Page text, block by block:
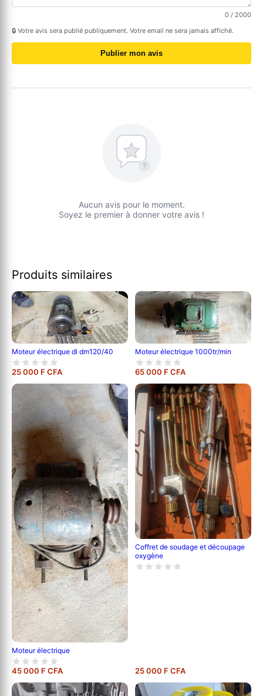
0 / 2000
🔒 Votre avis sera publié publiquement. Votre email ne sera jamais affiché.
Publier mon avis
?
Aucun avis pour le moment.
Soyez le premier à donner votre avis !
Produits similaires
Moteur électrique dl dm120/40
25 000 F CFA
Moteur électrique 1000tr/min
65 000 F CFA
Moteur électrique
45 000 F CFA
Coffret de soudage et découpage
oxygène
25 000 F CFA